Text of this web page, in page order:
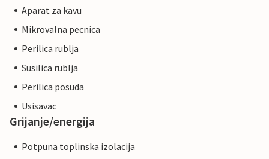
Aparat za kavu
Mikrovalna pecnica
Perilica rublja
Susilica rublja
Perilica posuda
Usisavac
Grijanje/energija
Potpuna toplinska izolacija